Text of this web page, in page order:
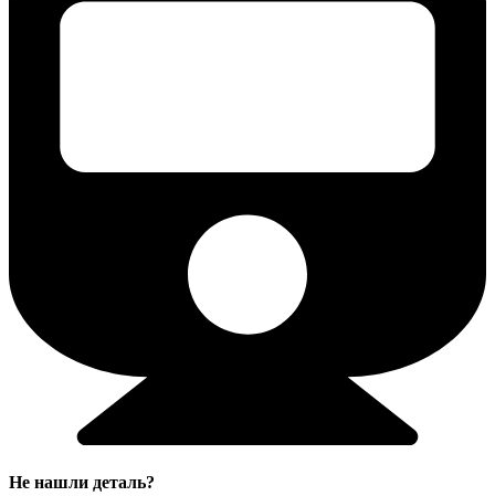
Не нашли деталь?